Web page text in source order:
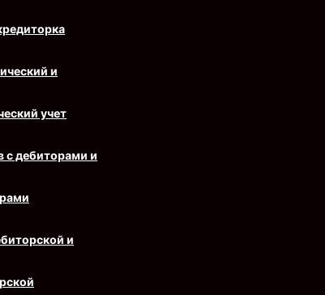
и
учет
с дебиторами и
и